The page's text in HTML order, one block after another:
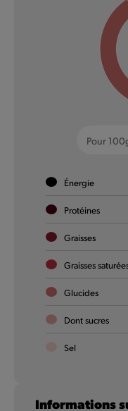
Pour
Énergie
Protéines
Graisses
Graisses
Glucides
Dont sucres
Sel
Informations